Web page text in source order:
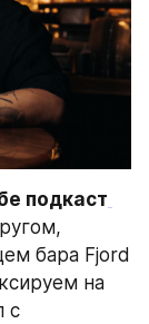
подкаст
бара Fjord
на
с